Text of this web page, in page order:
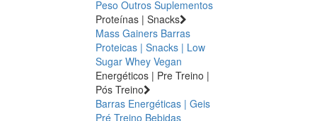
Peso Outros Suplementos
Proteínas | Snacks
Mass Gainers Barras
Proteicas | Snacks | Low
Sugar Whey Vegan
Energéticos | Pre Treino |
Pós Treino
Barras Energéticas | Geis
Pré Treino Bebidas